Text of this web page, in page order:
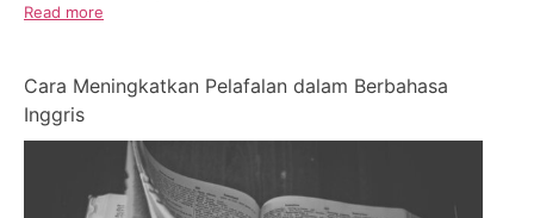
Read more
Cara Meningkatkan Pelafalan dalam Berbahasa
Inggris